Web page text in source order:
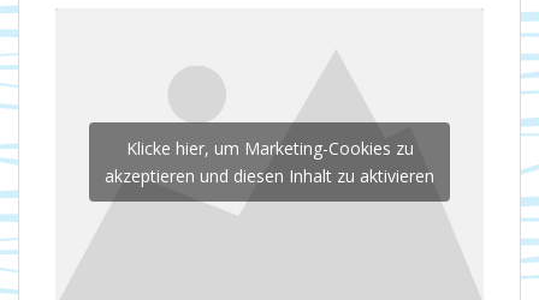
Klicke hier, um Marketing-Cookies zu
akzeptieren und diesen Inhalt zu aktivieren